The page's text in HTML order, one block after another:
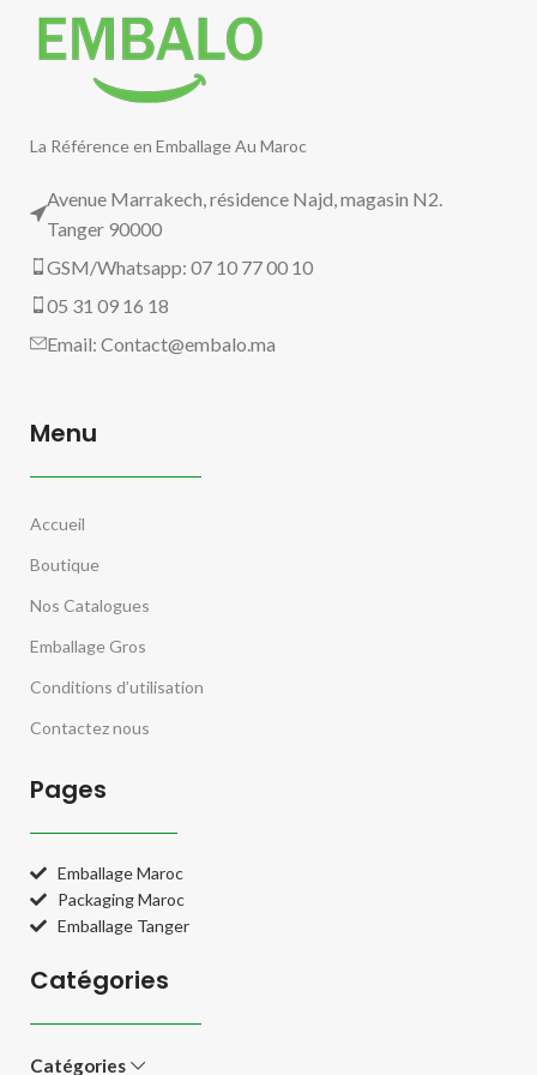
La Référence en Emballage Au Maroc
Avenue Marrakech, résidence Najd, magasin N2.
Tanger 90000
GSM/Whatsapp: 07 10 77 00 10
05 31 09 16 18
Email:Contact@embalo.ma
Menu
Accueil
Boutique
Nos Catalogues
Emballage Gros
Conditions d’utilisation
Contactez nous
Pages
Emballage Maroc
Packaging Maroc
Emballage Tanger
Catégories
Catégories